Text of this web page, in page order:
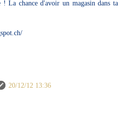
! La chance d'avoir un magasin dans ta
20/12/12 13:36